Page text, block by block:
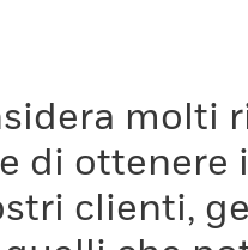
molti
di
clienti,